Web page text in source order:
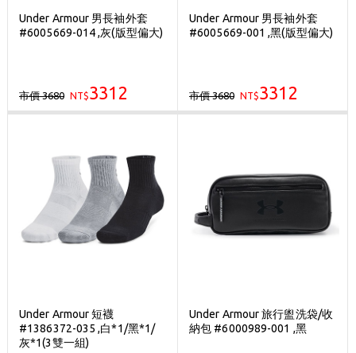
Under Armour 男長袖外套
#6005669-014 ,灰(版型偏大)
市價 3680 NT$3312
Under Armour 男長袖外套
#6005669-001 ,黑(版型偏大)
市價 3680 NT$3312
Under Armour 短襪
#1386372-035 ,白*1/黑*1/
灰*1(3雙一組)
Under Armour 旅行盥洗袋/收
納包 #6000989-001 ,黑